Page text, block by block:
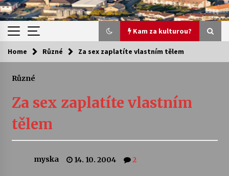
Kam za kulturou?
Kam za kulturou?
Sukuba Ensemble
4. 8. 2026
kapkou
Home Různé Za sex zaplatíte vlastním tělem
Různé
Za sex zaplatíte vlastním
tělem
myska 14. 10. 2004 2